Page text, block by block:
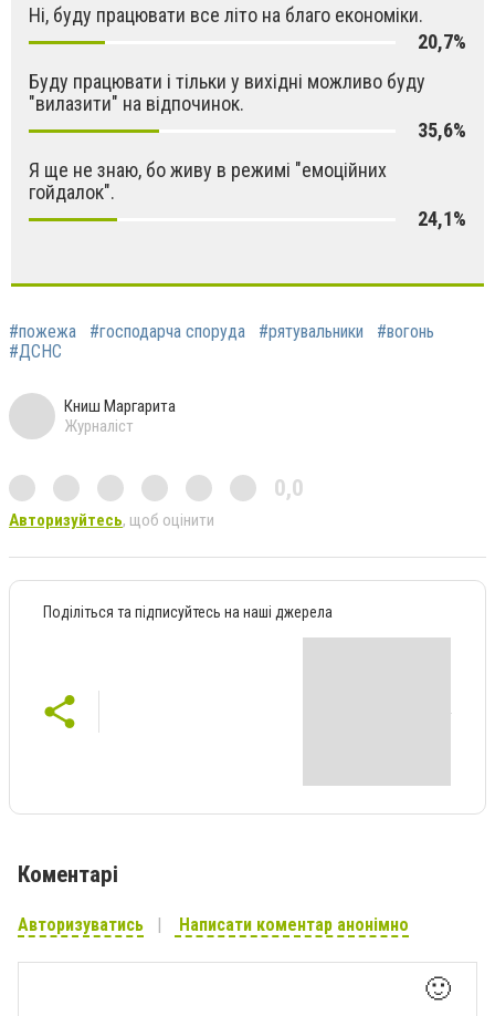
Ні, буду працювати все літо на благо економіки.
20,7%
Буду працювати і тільки у вихідні можливо буду
"вилазити" на відпочинок.
35,6%
Я ще не знаю, бо живу в режимі "емоційних
гойдалок".
24,1%
#пожежа #господарча споруда #рятувальники
#вогонь
#ДСНС
Книш Маргарита
Журналіст
0,0
Авторизуйтесь, щоб оцінити
Поділіться та підписуйтесь на наші джерела
Коментарі
Авторизуватись Написати коментар анонімно
🙂